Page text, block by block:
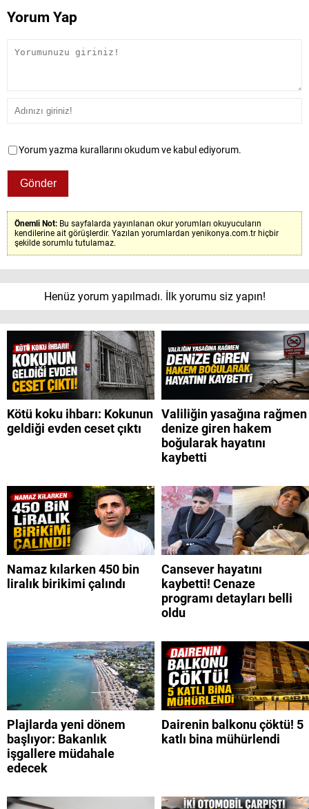
Yorum Yap
Yorum yazma kurallarını okudum ve kabul ediyorum.
Önemli Not: Bu sayfalarda yayınlanan okur yorumları okuyucuların
kendilerine ait görüşlerdir. Yazılan yorumlardan yenikonya.com.tr hiçbir
şekilde sorumlu tutulamaz.
Henüz yorum yapılmadı. İlk yorumu siz yapın!
Kötü koku ihbarı: Kokunun
geldiği evden ceset çıktı
Valiliğin yasağına rağmen
denize giren hakem
boğularak hayatını
kaybetti
Namaz kılarken 450 bin
liralık birikimi çalındı
Cansever hayatını
kaybetti! Cenaze
programı detayları belli
oldu
Plajlarda yeni dönem
başlıyor: Bakanlık
işgallere müdahale
edecek
Dairenin balkonu çöktü! 5
katlı bina mühürlendi